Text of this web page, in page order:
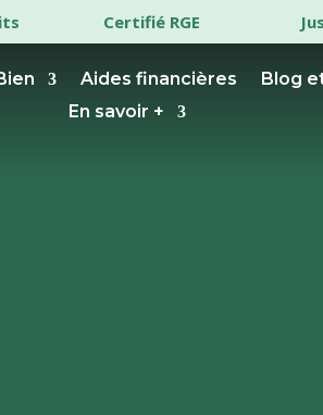
Certifié RGE
Aides financières
Blog
En savoir +